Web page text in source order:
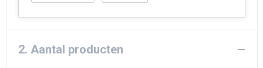
2. Aantal producten